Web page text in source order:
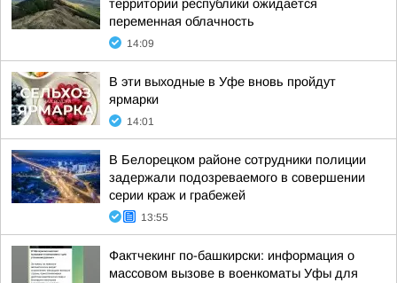
территории республики ожидается
переменная облачность
14:09
В эти выходные в Уфе вновь пройдут
ярмарки
14:01
В Белорецком районе сотрудники полиции
задержали подозреваемого в совершении
серии краж и грабежей
13:55
Фактчекинг по-башкирски: информация о
массовом вызове в военкоматы Уфы для